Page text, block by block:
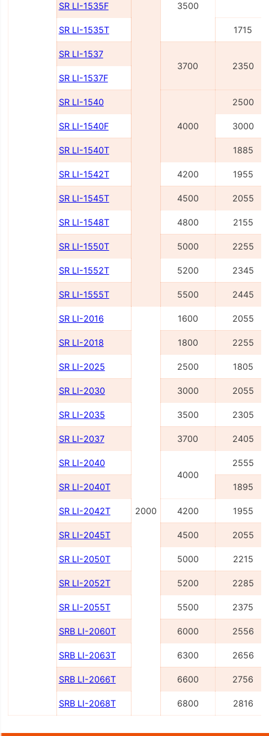
3500
SR LI-1535F
SR LI-1535T 1715
SR LI-1537
3700
2350
SR LI-1537F
SR LI-1540
4000
2500
SR LI-1540F 3000
SR LI-1540Т 1885
SR LI-1542Т 4200 1955
SR LI-1545Т 4500 2055
SR LI-1548Т 4800 2155
SR LI-1550Т 5000 2255
SR LI-1552Т 5200 2345
SR LI-1555Т 5500 2445
SR LI-2016
2000
1600 2055
SR LI-2018 1800 2255
SR LI-2025 2500 1805
SR LI-2030 3000 2055
SR LI-2035 3500 2305
SR LI-2037 3700 2405
SR LI-2040
4000
2555
SR LI-2040Т 1895
SR LI-2042Т 4200 1955
SR LI-2045Т 4500 2055
SR LI-2050Т 5000 2215
SR LI-2052Т 5200 2285
SR LI-2055Т 5500 2375
SRB LI-2060Т 6000 2556
SRB LI-2063Т 6300 2656
SRB LI-2066Т 6600 2756
SRB LI-2068Т 6800 2816